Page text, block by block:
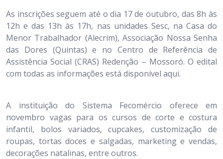
As inscrições seguem até o dia 17 de outubro, das 8h às
12h e das 13h às 17h, nas unidades Sesc, na Casa do
Menor Trabalhador (Alecrim), Associação Nossa Senha
das Dores (Quintas) e no Centro de Referência de
Assistência Social (CRAS) Redenção – Mossoró. O edital
com todas as informações está disponível aqui.
A instituição do Sistema Fecomércio oferece em
novembro vagas para os cursos de corte e costura
infantil, bolos variados, cupcakes, customização de
roupas, tortas doces e salgadas, marketing e vendas,
decorações natalinas, entre outros.